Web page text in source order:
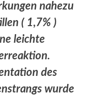
nahezu
( 1,7% )
leichte
des
wurde